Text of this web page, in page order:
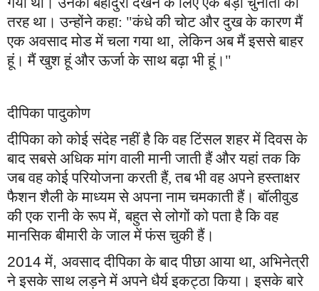
तरह था। उन्होंने कहा: "कंधे की चोट और दुख के कारण मैं
एक अवसाद मोड में चला गया था,लेकिन अब मैं इससे बाहर
हूं। मैं खुश हूं और ऊर्जा के साथ बढ़ा भी हूं।"
दीपिका पादुकोण
दीपिकाको कोई संदेह नहीं है कि वह टिंसल शहर में दिवस के
बाद सबसे अधिक मांग वाली मानी जाती हैं और यहां तक कि
जब वह कोई परियोजना करती हैं, तब भी वह अपने हस्ताक्षर
फैशन शैली के माध्यम से अपना नाम चमकाती हैं। बॉलीवुड
की एक रानी के रूप में,बहुत से लोगों को पता है कि वह
मानसिक बीमारी के जाल में फंस चुकी हैं।
2014 में, अवसाददीपिकाके बाद पीछा आया था, अभिनेत्री
ने इसके साथ लड़ने में अपने धैर्य इकट्ठा किया। इसके बारे